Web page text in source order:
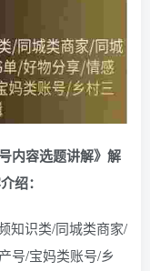
内容选题讲解》解
绍：
知识类/同城类商家/
号/宝妈类账号/乡